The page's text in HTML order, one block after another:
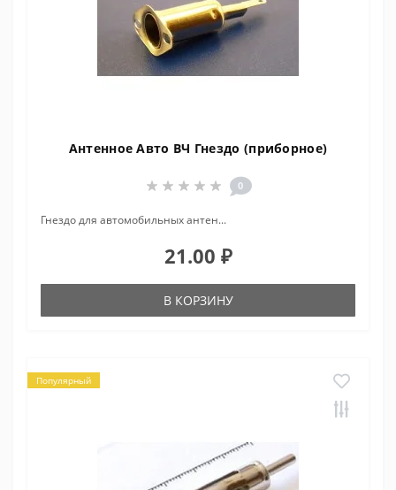
Антенное Авто ВЧ Гнездо (приборное)
0
Гнездо для автомобильных антен...
21.00 ₽
В КОРЗИНУ
Популярный